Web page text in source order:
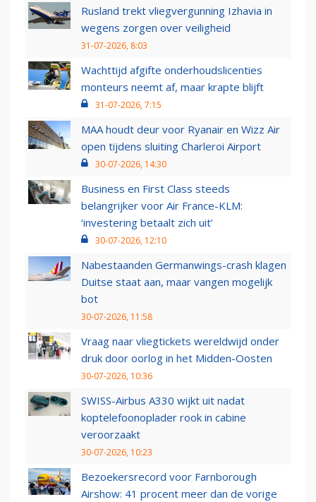
Rusland trekt vliegvergunning Izhavia in
wegens zorgen over veiligheid
31-07-2026, 8:03
Wachttijd afgifte onderhoudslicenties
monteurs neemt af, maar krapte blijft
31-07-2026, 7:15
MAA houdt deur voor Ryanair en Wizz Air
open tijdens sluiting Charleroi Airport
30-07-2026, 14:30
Business en First Class steeds
belangrijker voor Air France-KLM:
‘investering betaalt zich uit’
30-07-2026, 12:10
Nabestaanden Germanwings-crash klagen
Duitse staat aan, maar vangen mogelijk
bot
30-07-2026, 11:58
Vraag naar vliegtickets wereldwijd onder
druk door oorlog in het Midden-Oosten
30-07-2026, 10:36
SWISS-Airbus A330 wijkt uit nadat
koptelefoonoplader rook in cabine
veroorzaakt
30-07-2026, 10:23
Bezoekersrecord voor Farnborough
Airshow: 41 procent meer dan de vorige